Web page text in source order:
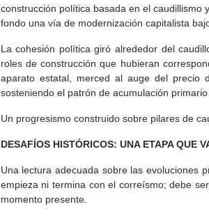
construcción política basada en el caudillismo
fondo una vía de modernización capitalista
La cohesión política giró alrededor del
roles de construcción que hubieran
aparato estatal, merced al auge del precio
sosteniendo el patrón de acumulación
Un progresismo construido sobre pilares de
DESAFÍOS HISTÓRICOS: UNA ETAPA QUE
Una lectura adecuada sobre las evoluciones
empieza ni termina con el correísmo; debe
momento presente.